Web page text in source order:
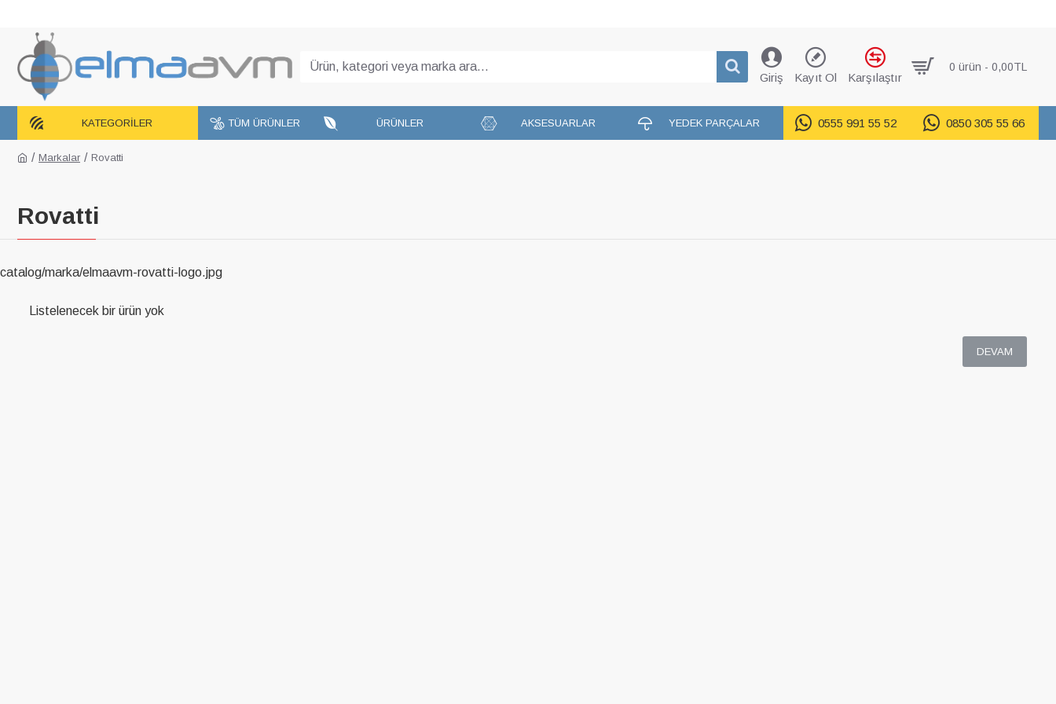
Giriş Kayıt Ol Karşılaştır
0 ürün - 0,00TL
KATEGORILER TÜM ÜRÜNLER ÜRÜNLER AKSESUARLAR YEDEK PARÇALAR 0555 991 55 52 0850 305 55 66
Markalar Rovatti
Rovatti
catalog/marka/elmaavm-rovatti-logo.jpg
Listelenecek bir ürün yok
DEVAM